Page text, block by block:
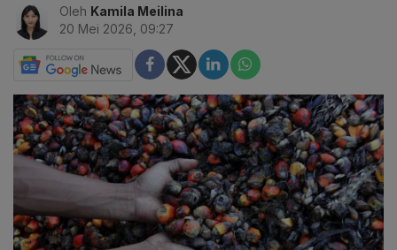
Oleh Kamila Meilina
20 Mei 2026, 09:27